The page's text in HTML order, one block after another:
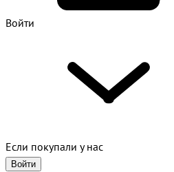
Войти
Если покупали у нас
Войти